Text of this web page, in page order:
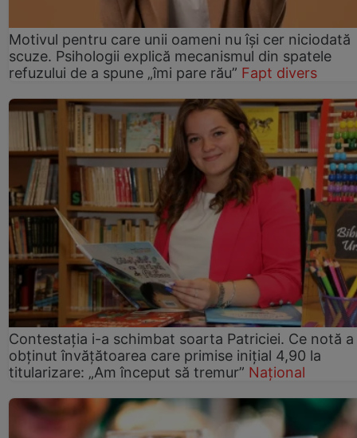
Motivul pentru care unii oameni nu își cer niciodată
scuze. Psihologii explică mecanismul din spatele
refuzului de a spune „îmi pare rău” Fapt divers
Contestația i-a schimbat soarta Patriciei. Ce notă a
obținut învățătoarea care primise inițial 4,90 la
titularizare: „Am început să tremur” Național